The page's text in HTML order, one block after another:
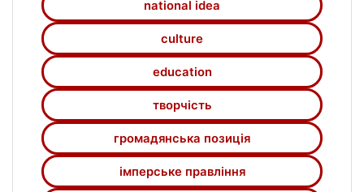
national idea
culture
education
творчість
громадянська позиція
імперське правління